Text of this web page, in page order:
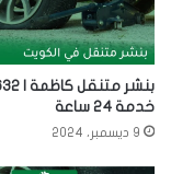
خدمة 24 ساعة
9 ديسمبر، 2024